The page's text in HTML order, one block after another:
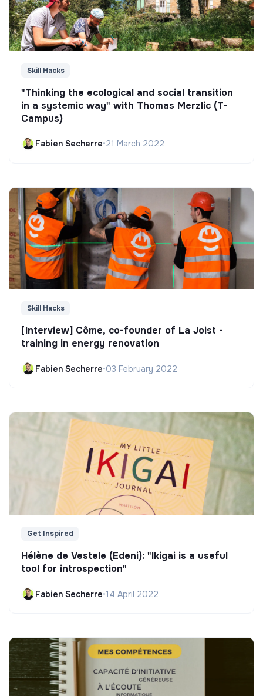
Skill Hacks
"Thinking the ecological and social transition
in a systemic way" with Thomas Merzlic (T-
Campus)
Fabien Secherre•21 March 2022
Skill Hacks
[Interview] Côme, co-founder of La Joist -
training in energy renovation
Fabien Secherre•03 February 2022
Get Inspired
Hélène de Vestele (Edeni): "Ikigai is a useful
tool for introspection"
Fabien Secherre•14 April 2022